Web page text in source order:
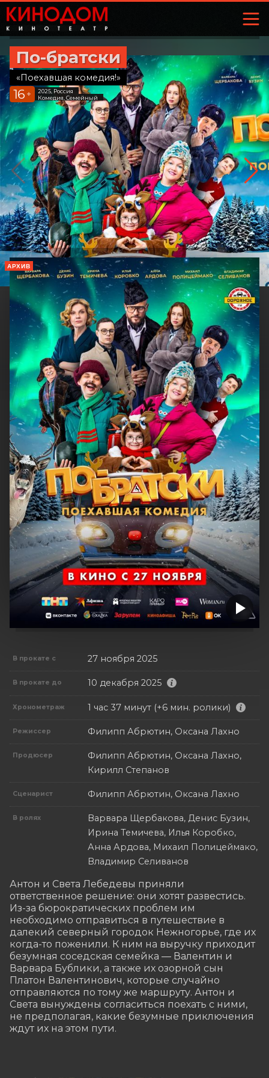
По-братски
«Поехавшая комедия!»
16 +
2025, Россия
Комедия, Семейный
АРХИВ
В прокате с 27 ноября 2025
В прокате до 10 декабря 2025
Хронометраж 1 час 37 минут (+6 мин. ролики)
Режиссер Филипп Абрютин, Оксана Лахно
Продюсер
Филипп Абрютин, Оксана Лахно,
Кирилл Степанов
Сценарист Филипп Абрютин, Оксана Лахно
В ролях
Варвара Щербакова, Денис Бузин,
Ирина Темичева, Илья Коробко,
Анна Ардова, Михаил Полицеймако,
Владимир Селиванов
Антон и Света Лебедевы приняли
ответственное решение: они хотят развестись.
Из-за бюрократических проблем им
необходимо отправиться в путешествие в
далекий северный городок Нежногорье, где их
когда-то поженили. К ним на выручку приходит
безумная соседская семейка — Валентин и
Варвара Бублики, а также их озорной сын
Платон Валентинович, которые случайно
отправляются по тому же маршруту. Антон и
Света вынуждены согласиться поехать с ними,
не предполагая, какие безумные приключения
ждут их на этом пути.